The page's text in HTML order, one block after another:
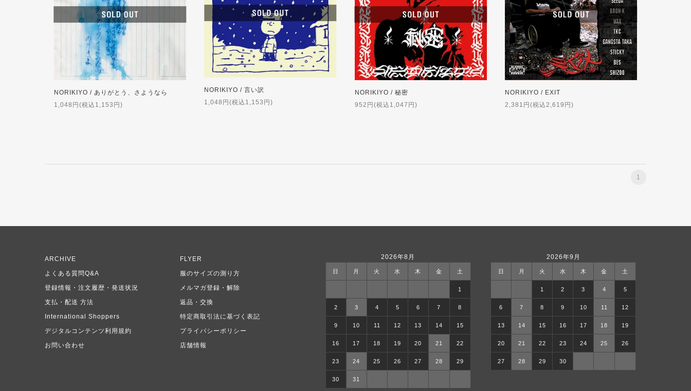
NORIKIYO / ありがとう、さようなら
1,048円(税込1,153円)
NORIKIYO / 言い訳
1,048円(税込1,153円)
NORIKIYO / 秘密
952円(税込1,047円)
NORIKIYO / EXIT
2,381円(税込2,619円)
1
2026年8月
日 月 火 水 木 金 土
1
2 3 4 5 6 7 8
9 10 11 12 13 14 15
16 17 18 19 20 21 22
23 24 25 26 27 28 29
30 31
2026年9月
日 月 火 水 木 金 土
1 2 3 4 5
6 7 8 9 10 11 12
13 14 15 16 17 18 19
20 21 22 23 24 25 26
27 28 29 30
ARCHIVE
FLYER
よくある質問Q&A
服のサイズの測り方
登録情報・注文履歴・発送状況
メルマガ登録・解除
支払・配送 方法
返品・交換
International Shoppers
特定商取引法に基づく表記
デジタルコンテンツ利用規約
プライバシーポリシー
お問い合わせ
店舗情報